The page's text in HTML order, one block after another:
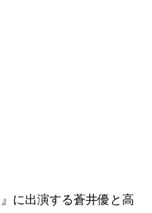
に出演する蒼井優と高